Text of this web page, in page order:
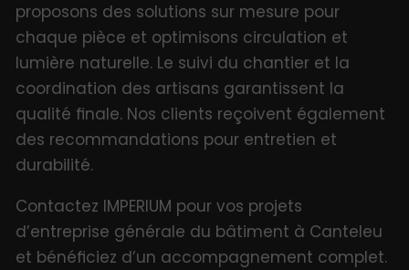
proposons des solutions sur mesure pour
chaque pièce et optimisons circulation et
lumière naturelle. Le suivi du chantier et la
coordination des artisans garantissent la
qualité finale. Nos clients reçoivent également
des recommandations pour entretien et
durabilité.
Contactez IMPERIUM pour vos projets
d’entreprise générale du bâtiment à Canteleu
et bénéficiez d’un accompagnement complet.